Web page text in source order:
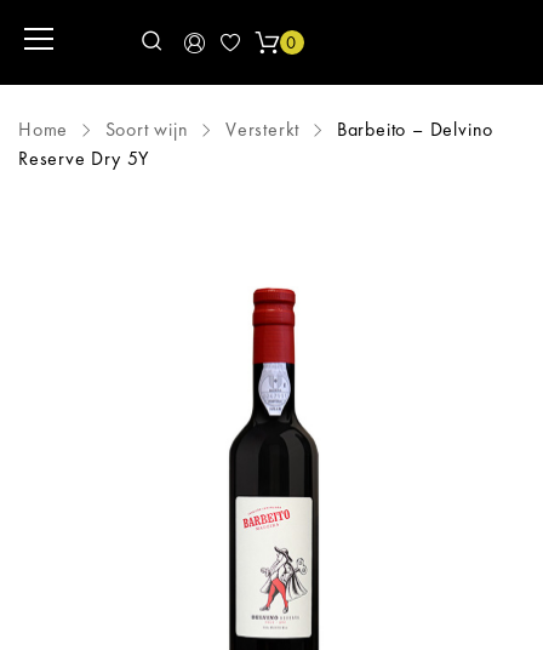
0
Home Soort wijn Versterkt
Barbeito – Delvino
Reserve Dry 5Y